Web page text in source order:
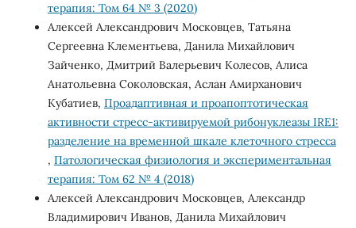
терапия: Том 64 № 3 (2020)
Алексей Александрович Московцев, Татьяна
Сергеевна Клементьева, Данила Михайлович
Зайченко, Дмитрий Валерьевич Колесов, Алиса
Анатольевна Соколовская, Аслан Амирханович
Кубатиев, Проадаптивная и проапоптотическая
активности стресс-активируемой рибонуклеазы IRE1:
разделение на временной шкале клеточного стресса
, Патологическая физиология и экспериментальная
терапия: Том 62 № 4 (2018)
Алексей Александрович Московцев, Александр
Владимирович Иванов, Данила Михайлович